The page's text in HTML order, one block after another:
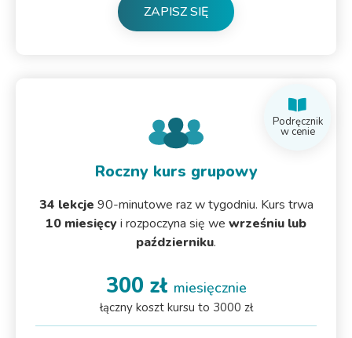
ZAPISZ SIĘ
Podręcznik
w cenie
Roczny kurs grupowy
34 lekcje 90-minutowe raz w tygodniu. Kurs trwa
10 miesięcy i rozpoczyna się we wrześniu lub
październiku.
300 zł miesięcznie
łączny koszt kursu to 3000 zł